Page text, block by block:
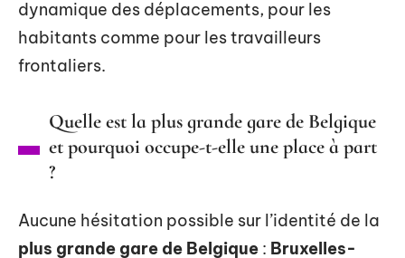
dynamique des déplacements, pour les
habitants comme pour les travailleurs
frontaliers.
Quelle est la plus grande gare de Belgique
et pourquoi occupe-t-elle une place à part
?
Aucune hésitation possible sur l’identité de la
plus grande gare de Belgique : Bruxelles-